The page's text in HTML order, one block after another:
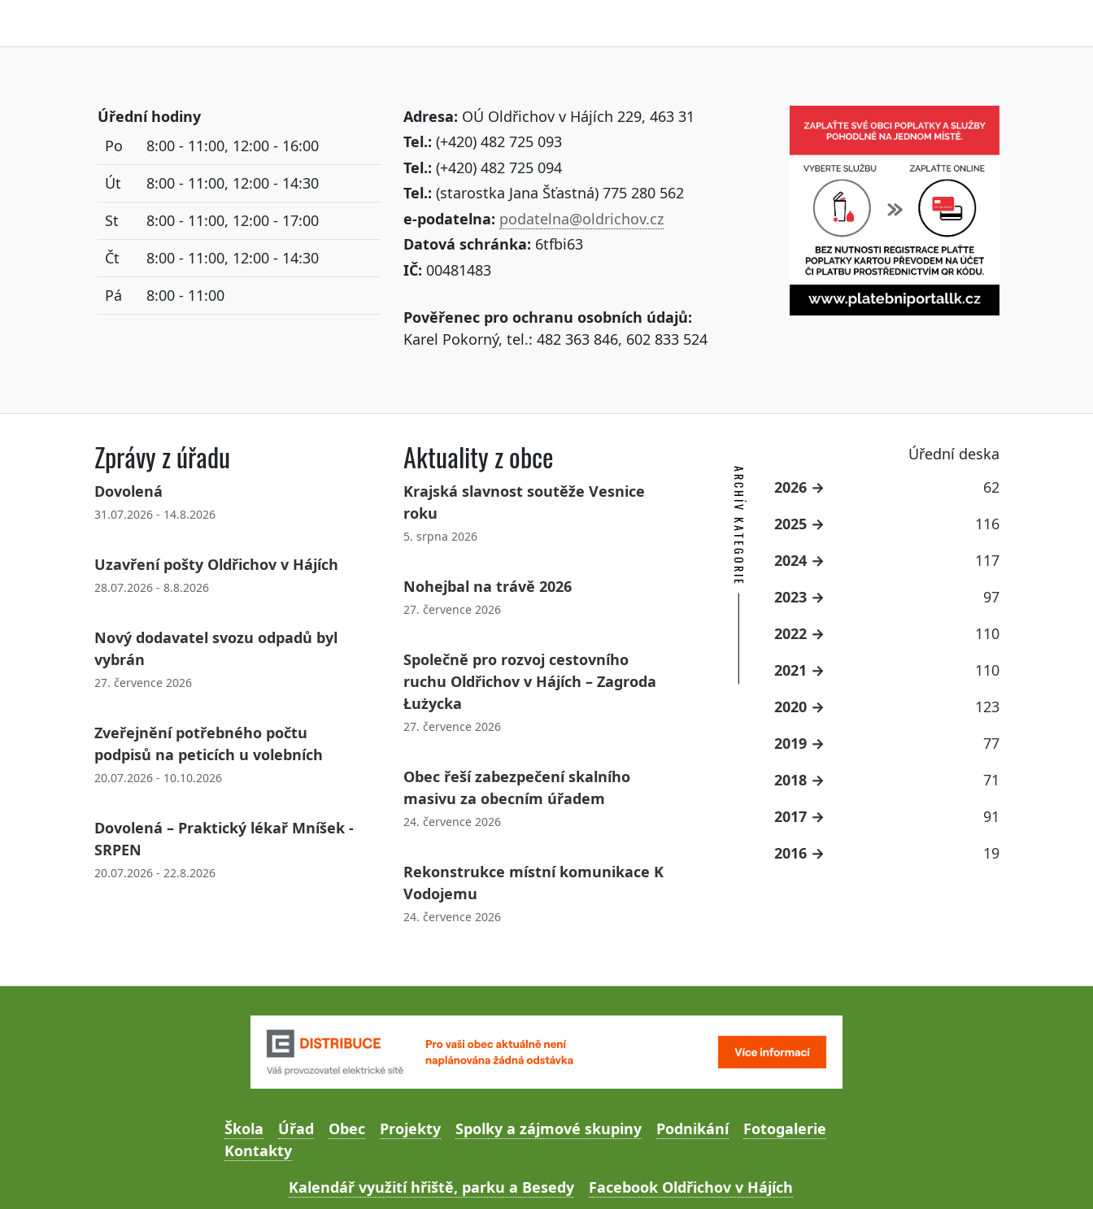
Úřední hodiny
Po
8:00 - 11:00, 12:00 - 16:00
Út
8:00 - 11:00, 12:00 - 14:30
St
8:00 - 11:00, 12:00 - 17:00
Čt
8:00 - 11:00, 12:00 - 14:30
Pá
8:00 - 11:00
Adresa: OÚ Oldřichov v Hájích 229, 463 31
Tel.: (+420) 482 725 093
Tel.: (+420) 482 725 094
Tel.: (starostka Jana Šťastná) 775 280 562
e-podatelna: podatelna@oldrichov.cz
Datová schránka: 6tfbi63
IČ: 00481483
Pověřenec pro ochranu osobních údajů:
Karel Pokorný, tel.: 482 363 846, 602 833 524
Zprávy z úřadu
Dovolená
31.07.2026 - 14.8.2026
Uzavření pošty Oldřichov v Hájích
28.07.2026 - 8.8.2026
Nový dodavatel svozu odpadů byl
vybrán
27. července 2026
Zveřejnění potřebného počtu
podpisů na peticích u volebních
20.07.2026 - 10.10.2026
Dovolená – Praktický lékař Mníšek -
SRPEN
20.07.2026 - 22.8.2026
Aktuality z obce
Krajská slavnost soutěže Vesnice
roku
5. srpna 2026
Nohejbal na trávě 2026
27. července 2026
Společně pro rozvoj cestovního
ruchu Oldřichov v Hájích – Zagroda
Łużycka
27. července 2026
Obec řeší zabezpečení skalního
masivu za obecním úřadem
24. července 2026
Rekonstrukce místní komunikace K
Vodojemu
24. července 2026
Úřední deska
ARCHÍV KATEGORIE 2026
62
2025
116
2024
117
2023
97
2022
110
2021
110
2020
123
2019
77
2018
71
2017
91
2016
19
Škola Úřad Obec Projekty Spolky a zájmové skupiny Podnikání
Fotogalerie
Kontakty
Kalendář využití hřiště, parku a Besedy
Facebook Oldřichov v Hájích